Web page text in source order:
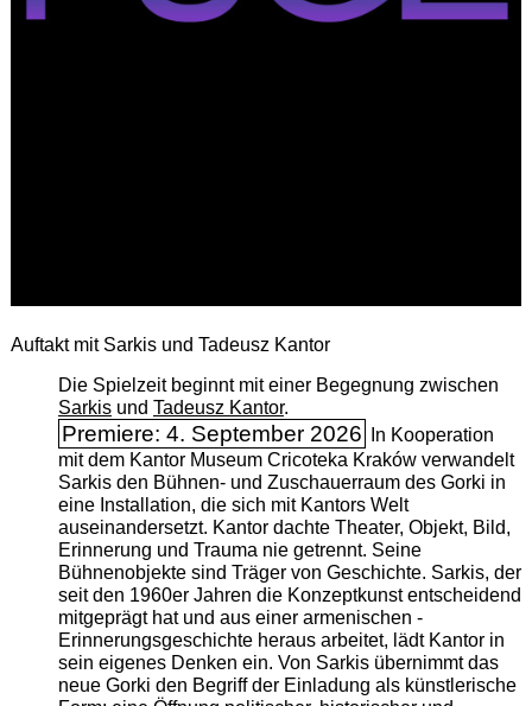
Auftakt mit Sarkis und Tadeusz Kantor
Die Spielzeit beginnt mit einer Begegnung zwischen
Sarkisund Tadeusz Kantor.
Premiere: 4. September 2026
In Kooperation
mit dem Kantor Museum Cricoteka Kraków verwandelt
Sarkis den Bühnen- und Zuschauerraum des Gorki in
eine Installation, die sich mit Kantors Welt
auseinandersetzt. Kantor dachte Theater, Objekt, Bild,
Erinnerung und Trauma nie getrennt. Seine
Bühnenobjekte sind Träger von Geschichte. Sarkis, der
seit den 1960er Jahren die Konzeptkunst entscheidend
mitgeprägt hat und aus einer armenischen ­
Erinnerungsgeschichte heraus arbeitet, lädt Kantor in
sein eigenes Denken ein. Von Sarkis übernimmt das
neue Gorki den Begriff der Einladung als künstlerische